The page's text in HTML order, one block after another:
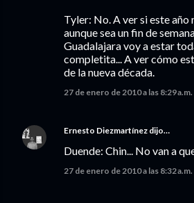
Tyler: No. A ver si este año
aunque sea un fin de
Guadalajara voy a estar
completita... A ver cómo
de la nueva década.
27 de enero de 2010 a las 8:29 a.m.
Ernesto Diezmartínez dijo…
Duende: Chin... No van a
27 de enero de 2010 a las 8:32 a.m.